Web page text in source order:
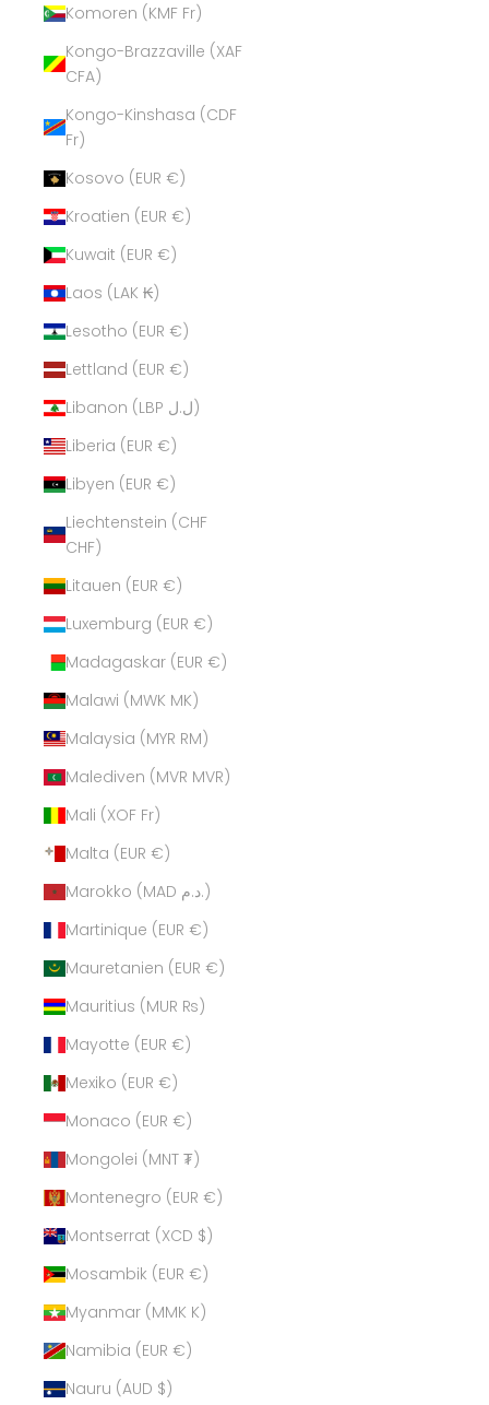
Komoren (KMF Fr)
Kongo-Brazzaville (XAF
CFA)
Kongo-Kinshasa (CDF
Fr)
Kosovo (EUR €)
Kroatien (EUR €)
Kuwait (EUR €)
Laos (LAK ₭)
Lesotho (EUR €)
Lettland (EUR €)
Libanon (LBP ل.ل)
Liberia (EUR €)
Libyen (EUR €)
Liechtenstein (CHF
CHF)
Litauen (EUR €)
Luxemburg (EUR €)
Madagaskar (EUR €)
Malawi (MWK MK)
Malaysia (MYR RM)
Malediven (MVR MVR)
Mali (XOF Fr)
Malta (EUR €)
Marokko (MAD د.م.)
Martinique (EUR €)
Mauretanien (EUR €)
Mauritius (MUR ₨)
Mayotte (EUR €)
Mexiko (EUR €)
Monaco (EUR €)
Mongolei (MNT ₮)
Montenegro (EUR €)
Montserrat (XCD $)
Mosambik (EUR €)
Myanmar (MMK K)
Namibia (EUR €)
Nauru (AUD $)